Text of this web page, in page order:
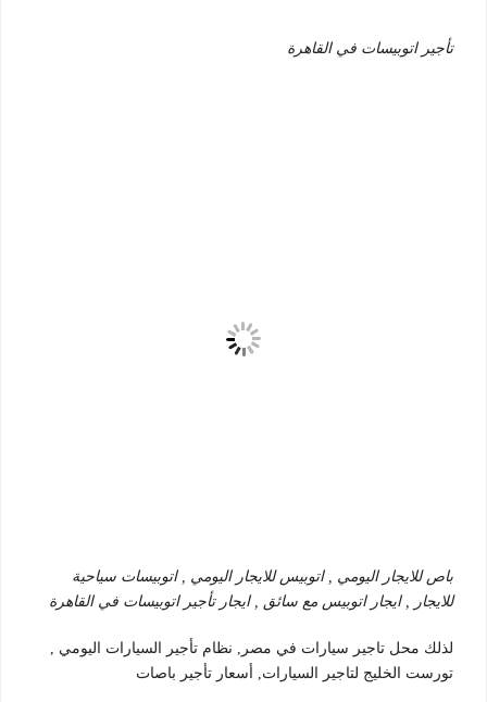
تأجير اتوبيسات في القاهرة
باص للايجار اليومي , اتوبيس للايجار اليومي , اتوبيسات سياحية
للايجار , ايجار اتوبيس مع سائق , ايجار تأجير اتوبيسات في القاهرة
لذلك محل تاجير سيارات في مصر, نظام تأجير السيارات اليومي ,
تورست الخليج لتاجير السيارات, أسعار تأجير باصات